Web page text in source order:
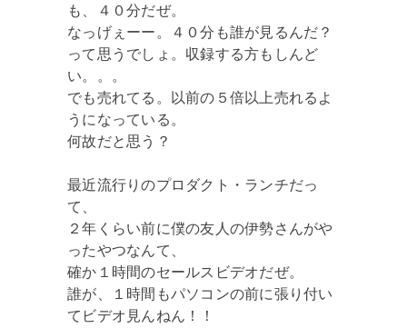
も、４０分だぜ。
なっげぇーー。４０分も誰が見るんだ？
って思うでしょ。収録する方もしんど
い。。。
でも売れてる。以前の５倍以上売れるよ
うになっている。
何故だと思う？
最近流行りのプロダクト・ランチだっ
て、
２年くらい前に僕の友人の伊勢さんがや
ったやつなんて、
確か１時間のセールスビデオだぜ。
誰が、１時間もパソコンの前に張り付い
てビデオ見んねん！！